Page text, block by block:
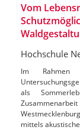
Vom
Hochschule
Im Rahmen
als
mittels